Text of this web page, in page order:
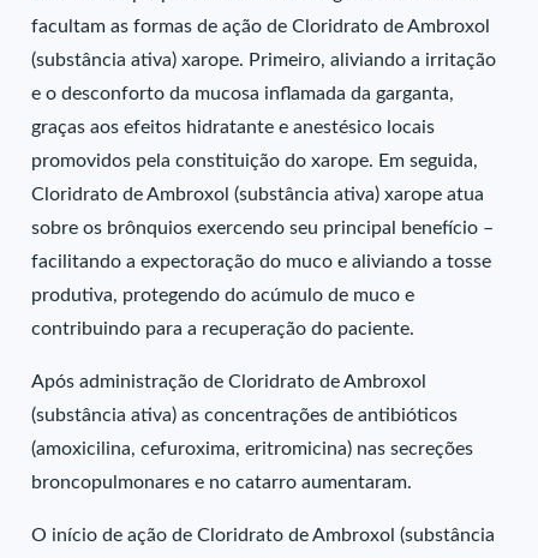
facultam as formas de ação de Cloridrato de Ambroxol
(substância ativa) xarope. Primeiro, aliviando a irritação
e o desconforto da mucosa inflamada da garganta,
graças aos efeitos hidratante e anestésico locais
promovidos pela constituição do xarope. Em seguida,
Cloridrato de Ambroxol (substância ativa) xarope atua
sobre os brônquios exercendo seu principal benefício –
facilitando a expectoração do muco e aliviando a tosse
produtiva, protegendo do acúmulo de muco e
contribuindo para a recuperação do paciente.
Após administração de Cloridrato de Ambroxol
(substância ativa) as concentrações de antibióticos
(amoxicilina, cefuroxima, eritromicina) nas secreções
broncopulmonares e no catarro aumentaram.
O início de ação de Cloridrato de Ambroxol (substância